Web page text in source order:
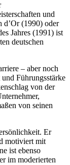
und
d’Or (1990) oder
Jahres (1991) ist
deutschen
– aber noch
Führungsstärke
von der
von seinen
Er
motiviert mit
ist ebenso
im moderierten